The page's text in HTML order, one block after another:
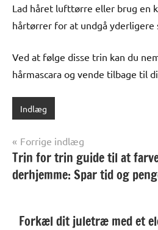
Lad håret lufttørre eller brug en
hårtørrer for at undgå yderligere
Ved at følge disse trin kan du
hårmascara og vende tilbage til
Indlæg
Indlægsnavigation
Forrige indlæg
Trin for trin guide til at
derhjemme: Spar tid og
Forkæl dit juletræ med et